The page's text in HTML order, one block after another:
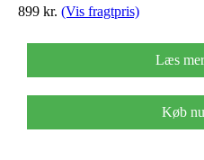
899 kr. (Vis fragtpris)
Læs
Køb